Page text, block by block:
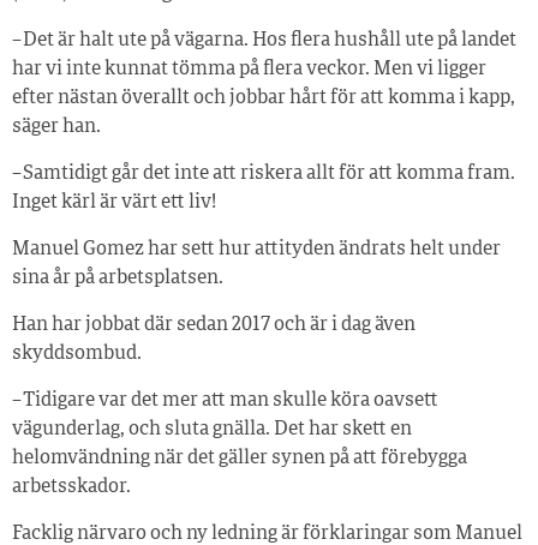
– Det är halt ute på vägarna. Hos flera hushåll ute på landet
har vi inte kunnat tömma på flera veckor. Men vi ligger
efter nästan överallt och jobbar hårt för att komma i kapp,
säger han.
– Samtidigt går det inte att riskera allt för att komma fram.
Inget kärl är värt ett liv!
Manuel Gomez har sett hur attityden ändrats helt under
sina år på arbetsplatsen.
Han har jobbat där sedan 2017 och är i dag även
skyddsombud.
– Tidigare var det mer att man skulle köra oavsett
vägunderlag, och sluta gnälla. Det har skett en
helomvändning när det gäller synen på att förebygga
arbetsskador.
Facklig närvaro och ny ledning är förklaringar som Manuel